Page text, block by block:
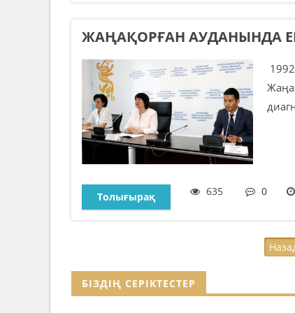
ЖАҢАҚОРҒАН АУДАНЫНДА
Толығырақ 635 0
БІЗДІҢ СЕРІКТЕСТЕР